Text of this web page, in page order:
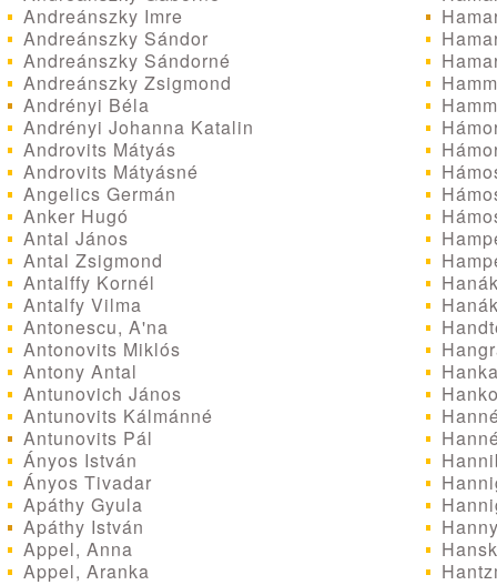
Andreánszky Imre
Andreánszky Sándor
Andreánszky Sándorné
Andreánszky Zsigmond
Andrényi Béla
Andrényi Johanna Katalin
Androvits Mátyás
Androvits Mátyásné
Angelics Germán
Anker Hugó
Antal János
Antal Zsigmond
Antalffy Kornél
Antalfy Vilma
Antonescu, A'na
Antonovits Miklós
Antony Antal
Antunovich János
Antunovits Kálmánné
Antunovits Pál
Ányos István
Ányos Tivadar
Apáthy Gyula
Apáthy István
Appel, Anna
Appel, Aranka